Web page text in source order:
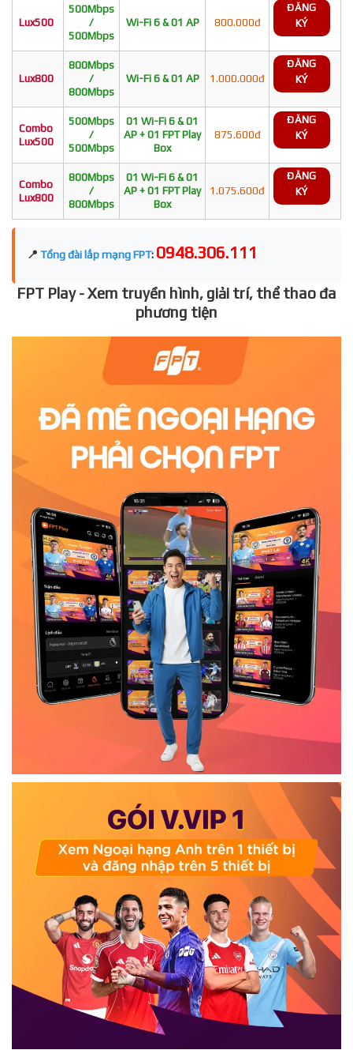
Lux500
500Mbps
/
500Mbps
Wi-Fi 6 & 01 AP 800.000đ
ĐĂNG
KÝ
Lux800
800Mbps
/
800Mbps
Wi-Fi 6 & 01 AP 1.000.000đ
ĐĂNG
KÝ
Combo
Lux500
500Mbps
/
500Mbps
01 Wi-Fi 6 & 01
AP + 01 FPT Play
Box
875.600đ
ĐĂNG
KÝ
Combo
Lux800
800Mbps
/
800Mbps
01 Wi-Fi 6 & 01
AP + 01 FPT Play
Box
1.075.600đ
ĐĂNG
KÝ
📍 Tổng đài lắp mạng FPT: 0948.306.111
FPT Play - Xem truyền hình, giải trí, thể thao đa
phương tiện